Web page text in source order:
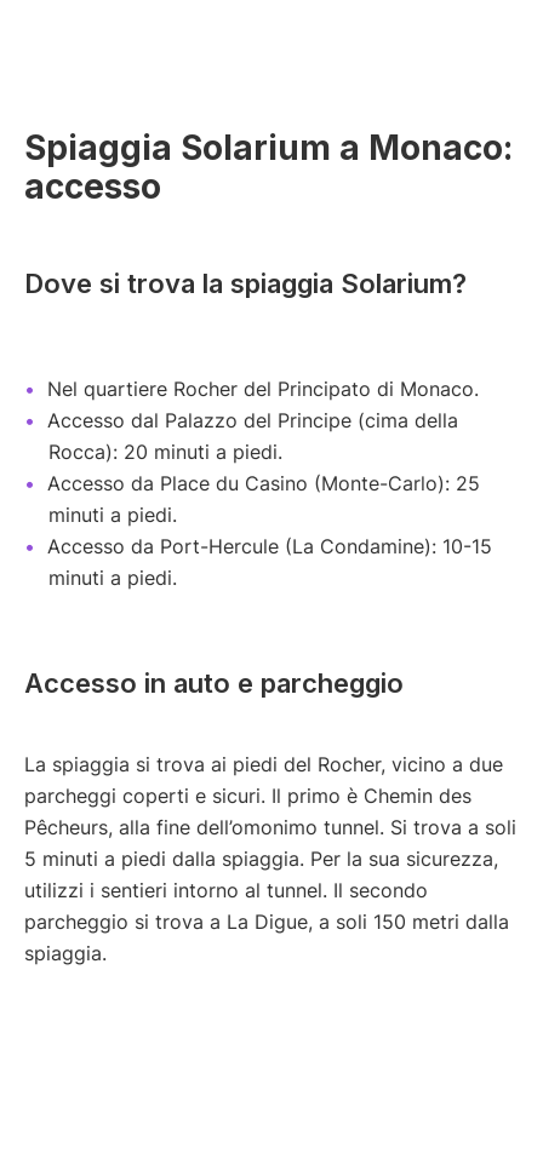
Spiaggia Solarium a Monaco:
accesso
Dove si trova la spiaggia Solarium?
Nel quartiere Rocher del Principato di Monaco.
Accesso dal Palazzo del Principe (cima della
Rocca): 20 minuti a piedi.
Accesso da Place du Casino (Monte-Carlo): 25
minuti a piedi.
Accesso da Port-Hercule (La Condamine): 10-15
minuti a piedi.
Accesso in auto e parcheggio
La spiaggia si trova ai piedi del Rocher, vicino a due
parcheggi coperti e sicuri. Il primo è Chemin des
Pêcheurs, alla fine dell’omonimo tunnel. Si trova a soli
5 minuti a piedi dalla spiaggia. Per la sua sicurezza,
utilizzi i sentieri intorno al tunnel. Il secondo
parcheggio si trova a La Digue, a soli 150 metri dalla
spiaggia.